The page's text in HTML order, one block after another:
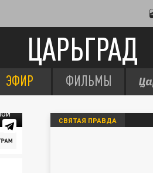
ЦАРЬГРАД
ЭФИР ФИЛЬМЫ
СВЯТАЯ ПРАВДА